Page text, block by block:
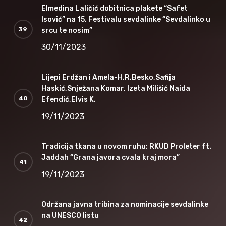
Elmedina Laličić dobitnica plakete “Safet
Isović” na 15. Festivalu sevdalinke “Sevdalinko u
srcu te nosim”
30/11/2023
Lijepi Erdžan i Amela-H.R.Besko,Safija
Haskić,Snježana Komar, Izeta Milišić Naida
Efendić,Elvis K.
19/11/2023
Tradicija tkana u novom ruhu: RKUD Proleter ft.
Jaddah “Grana javora cvala kraj mora”
19/11/2023
Održana javna tribina za nominacije sevdalinke
na UNESCO listu